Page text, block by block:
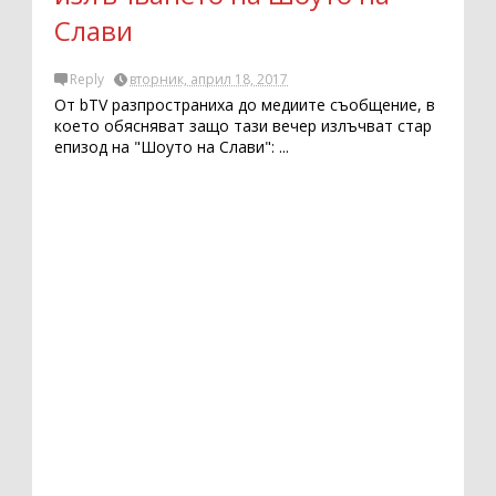
Слави
Reply вторник, април 18, 2017
От bTV разпространиха до медиите съобщение, в
което обясняват защо тази вечер излъчват стар
епизод на "Шоуто на Слави": ...